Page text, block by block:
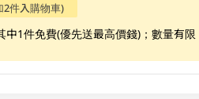
2件入購物車)
中1件免費(優先送最高價錢)；數量有限